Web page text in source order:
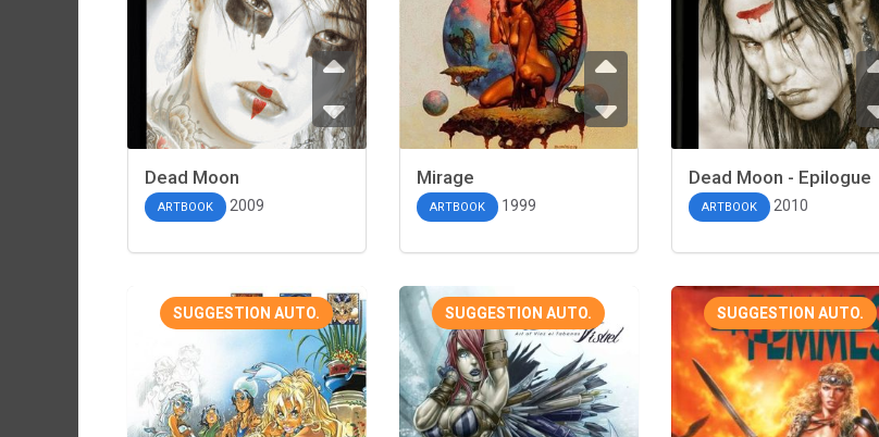
Dead Moon
ARTBOOK 2009
Mirage
ARTBOOK 1999
Dead Moon - Epilogue
ARTBOOK 2010
SUGGESTION AUTO. SUGGESTION AUTO. SUGGESTION AUTO.